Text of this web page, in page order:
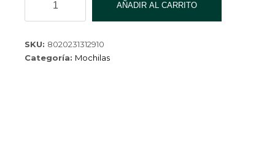
61611-
cantidad
AÑADIR AL CARRITO
SKU: 8020231312910
Categoría: Mochilas